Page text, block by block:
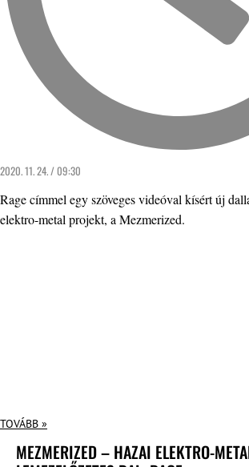
2020. 11. 24. / 09:30
Rage címmel egy szöveges videóval kísért új
elektro-metal projekt, a Mezmerized.
TOVÁBB »
MEZMERIZED – HAZAI ELEKTRO-